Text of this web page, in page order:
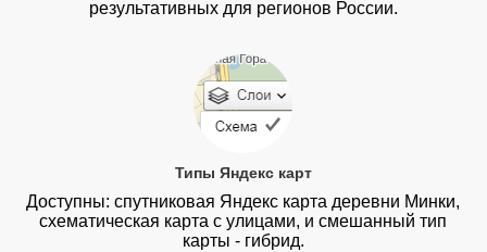
результативных для регионов России.
Типы Яндекс карт
Доступны: спутниковая Яндекс карта деревни Минки,
схематическая карта с улицами, и смешанный тип
карты - гибрид.